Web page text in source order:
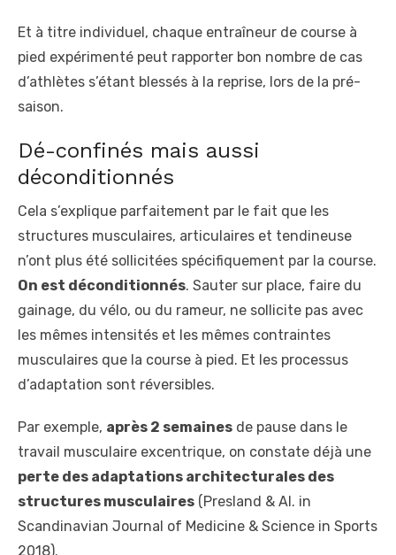
Et à titre individuel, chaque entraîneur de course à
pied expérimenté peut rapporter bon nombre de cas
d’athlètes s’étant blessés à la reprise, lors de la pré-
saison.
Dé-confinés mais aussi
déconditionnés
Cela s’explique parfaitement par le fait que les
structures musculaires, articulaires et tendineuse
n’ont plus été sollicitées spécifiquement par la course.
On est déconditionnés. Sauter sur place, faire du
gainage, du vélo, ou du rameur, ne sollicite pas avec
les mêmes intensités et les mêmes contraintes
musculaires que la course à pied. Et les processus
d’adaptation sont réversibles.
Par exemple, après 2 semaines de pause dans le
travail musculaire excentrique, on constate déjà une
perte des adaptations architecturales des
structures musculaires (Presland & Al. in
Scandinavian Journal of Medicine & Science in Sports
2018).